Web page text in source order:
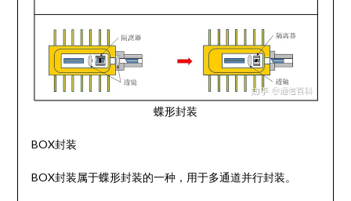
蝶形封装
BOX封装
BOX封装属于蝶形封装的一种，用于多通道并行封装。